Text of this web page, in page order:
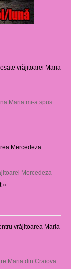
vrăjitoarei Maria
Maria mi-a spus …
Mercedeza
Mercedeza
»
vrăjitoarea Maria
Maria din Craiova